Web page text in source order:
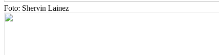
Foto: Shervin Lainez